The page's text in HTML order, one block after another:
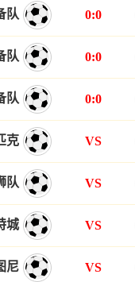
队 0:0
队 0:0
队 0:0
克 VS
队 VS
城 VS
尼 VS